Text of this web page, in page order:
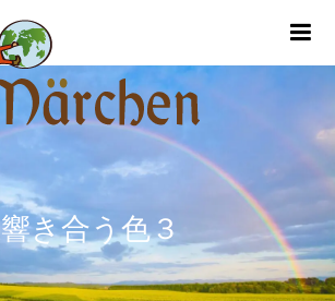
響き合う色３